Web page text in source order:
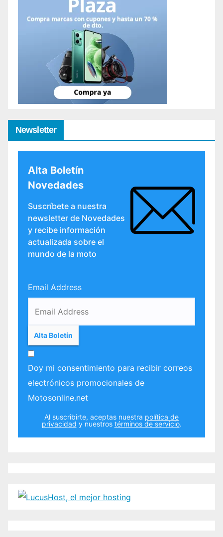
Newsletter
Alta Boletín
Novedades
Suscríbete a nuestra
newsletter de Novedades
y recibe información
actualizada sobre el
mundo de la moto
Email Address
Doy mi consentimiento para recibir correos
electrónicos promocionales de
Motosonline.net
Al suscribirte, aceptas nuestra política de
privacidad y nuestros términos de servicio.